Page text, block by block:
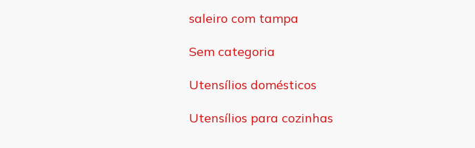
saleiro com tampa
Sem categoria
Utensílios domésticos
Utensílios para cozinhas